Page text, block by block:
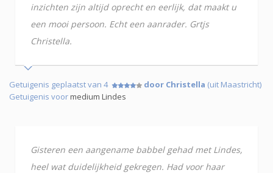
inzichten zijn altijd oprecht en eerlijk, dat maakt u
een mooi persoon. Echt een aanrader. Grtjs
Christella.
Getuigenis geplaatst van 4 door Christella (uit Maastricht)
Getuigenis voormedium Lindes
Gisteren een aangename babbel gehad met Lindes,
heel wat duidelijkheid gekregen. Had voor haar